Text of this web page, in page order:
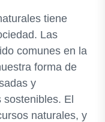
tiene
Las
comunes en la
forma de
y
El
naturales, y